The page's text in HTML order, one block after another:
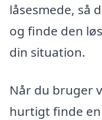
låsesmede, så
og finde den
din situation.
Når du bruger
hurtigt finde en